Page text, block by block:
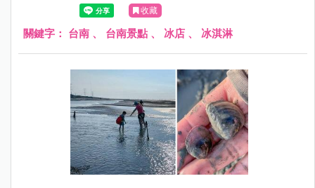
收藏
關鍵字： 台南 、 台南景點 、 冰店 、 冰淇淋